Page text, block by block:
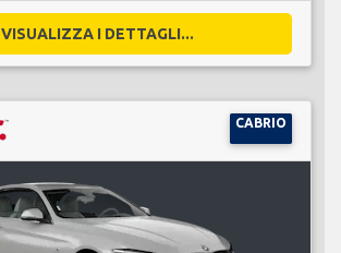
VISUALIZZA I DETTAGLI...
CABRIO